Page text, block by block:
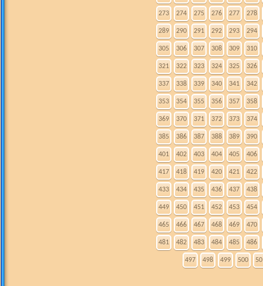
273 274 275 276 277 278
289 290 291 292 293 294
305 306 307 308 309 310
321 322 323 324 325 326
337 338 339 340 341 342
353 354 355 356 357 358
369 370 371 372 373 374
385 386 387 388 389 390
401 402 403 404 405 406
417 418 419 420 421 422
433 434 435 436 437 438
449 450 451 452 453 454
465 466 467 468 469 470
481 482 483 484 485 486
497 498 499 500